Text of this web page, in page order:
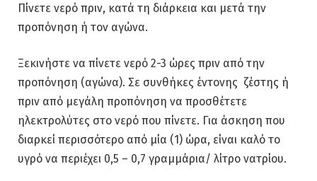
Πίνετε νερό πριν, κατά τη διάρκεια και μετά την
προπόνηση ή τον αγώνα.
Ξεκινήστε να πίνετε νερό 2-3 ώρες πριν από την
προπόνηση (αγώνα). Σε συνθήκες έντονης ζέστης ή
πριν από μεγάλη προπόνηση να προσθέτετε
ηλεκτρολύτες στο νερό που πίνετε. Για άσκηση που
διαρκεί περισσότερο από μία (1) ώρα, είναι καλό το
υγρό να περιέχει 0,5 – 0,7 γραμμάρια/ λίτρο νατρίου.